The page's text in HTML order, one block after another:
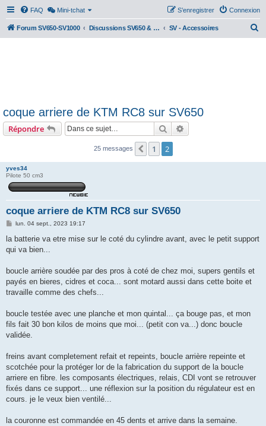
FAQ Mini-tchat Connexion
S’enregistrer
Forum SV650-SV1000 Discussions SV650 & SV1000 N/S SV - Accessoires
coque arriere de KTM RC8 sur SV650
Répondre Rechercher
25 messages Précédente
1 2
yves34
Pilote 50 cm3
coque arriere de KTM RC8 sur SV650
M
s
a
lun. 04 sept., 2023 19:17
la batterie va etre mise sur le coté du cylindre avant, avec le petit support
qui va bien...
boucle arrière soudée par des pros à coté de chez moi, supers gentils et
payés en bieres, cidres et coca... sont motard aussi dans cette boite et
travaille comme des chefs...
boucle testée avec une planche et mon quintal... ça bouge pas, et mon
fils fait 30 bon kilos de moins que moi... (petit con va...) donc boucle
validée.
freins avant completement refait et repeints, boucle arrière repeinte et
scotchée pour la protéger lor de la fabrication du support de la boucle
arriere en fibre. les composants électriques, relais, CDI vont se retrouver
fixés dans ce support... une réflexion sur la position du régulateur est en
cours. je le veux bien ventilé...
la couronne est commandée en 45 dents et arrive dans la semaine.